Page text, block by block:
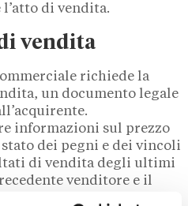
di vendita.
vendita
richiede la
un documento legale
informazioni sul prezzo
dei pegni e dei vincoli
di vendita degli ultimi
venditore e il
i dettagli del